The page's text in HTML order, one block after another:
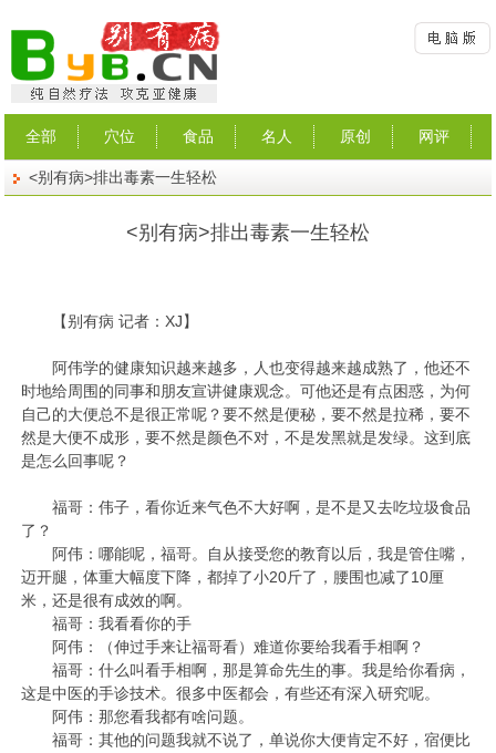
全部 穴位 食品 名人 原创 网评
<别有病>排出毒素一生轻松
<别有病>排出毒素一生轻松
【别有病 记者：XJ】
阿伟学的健康知识越来越多，人也变得越来越成熟了，他还不
时地给周围的同事和朋友宣讲健康观念。可他还是有点困惑，为何
自己的大便总不是很正常呢？要不然是便秘，要不然是拉稀，要不
然是大便不成形，要不然是颜色不对，不是发黑就是发绿。这到底
是怎么回事呢？
福哥：伟子，看你近来气色不大好啊，是不是又去吃垃圾食品
了？
阿伟：哪能呢，福哥。自从接受您的教育以后，我是管住嘴，
迈开腿，体重大幅度下降，都掉了小20斤了，腰围也减了10厘
米，还是很有成效的啊。
福哥：我看看你的手
阿伟：（伸过手来让福哥看）难道你要给我看手相啊？
福哥：什么叫看手相啊，那是算命先生的事。我是给你看病，
这是中医的手诊技术。很多中医都会，有些还有深入研究呢。
阿伟：那您看我都有啥问题。
福哥：其他的问题我就不说了，单说你大便肯定不好，宿便比